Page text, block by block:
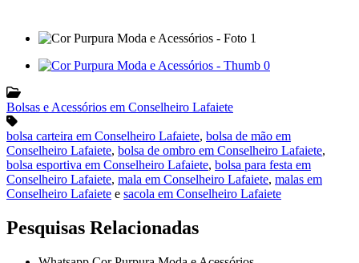
Bolsas e Acessórios em Conselheiro Lafaiete
bolsa carteira em Conselheiro Lafaiete, bolsa de mão em
Conselheiro Lafaiete, bolsa de ombro em Conselheiro Lafaiete,
bolsa esportiva em Conselheiro Lafaiete, bolsa para festa em
Conselheiro Lafaiete, mala em Conselheiro Lafaiete, malas em
Conselheiro Lafaiete e sacola em Conselheiro Lafaiete
Pesquisas Relacionadas